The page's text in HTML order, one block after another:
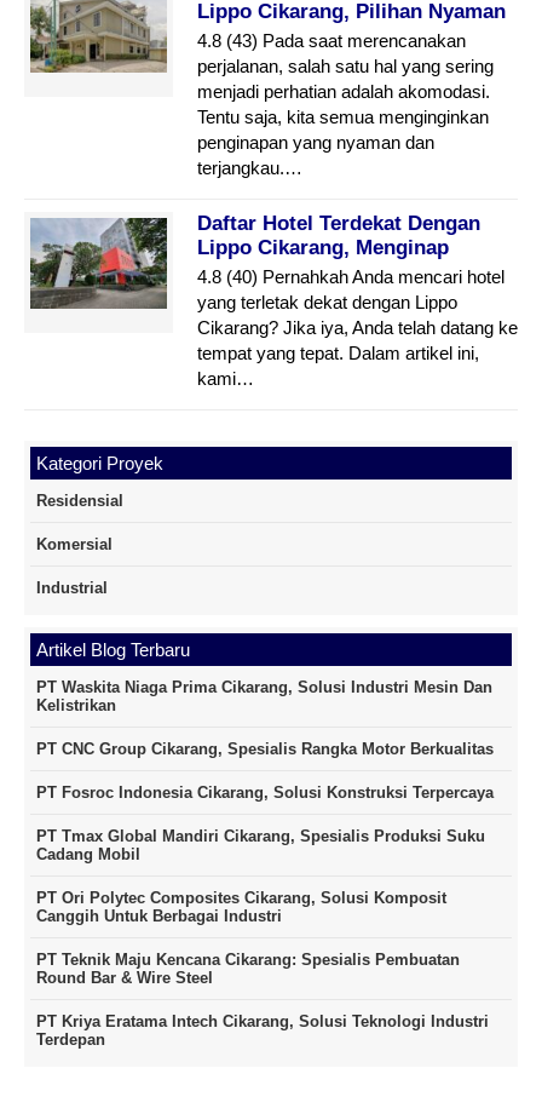
Lippo Cikarang, Pilihan Nyaman
Dan Hemat
4.8 (43) Pada saat merencanakan
perjalanan, salah satu hal yang sering
menjadi perhatian adalah akomodasi.
Tentu saja, kita semua menginginkan
penginapan yang nyaman dan
terjangkau.…
Daftar Hotel Terdekat Dengan
Lippo Cikarang, Menginap
Dengan Kenyamanan Dan
Aksesibilitas Yang Mudah
4.8 (40) Pernahkah Anda mencari hotel
yang terletak dekat dengan Lippo
Cikarang? Jika iya, Anda telah datang ke
tempat yang tepat. Dalam artikel ini,
kami…
Kategori Proyek
Residensial
Komersial
Industrial
Artikel Blog Terbaru
PT Waskita Niaga Prima Cikarang, Solusi Industri Mesin Dan
Kelistrikan
PT CNC Group Cikarang, Spesialis Rangka Motor Berkualitas
PT Fosroc Indonesia Cikarang, Solusi Konstruksi Terpercaya
PT Tmax Global Mandiri Cikarang, Spesialis Produksi Suku
Cadang Mobil
PT Ori Polytec Composites Cikarang, Solusi Komposit
Canggih Untuk Berbagai Industri
PT Teknik Maju Kencana Cikarang: Spesialis Pembuatan
Round Bar & Wire Steel
PT Kriya Eratama Intech Cikarang, Solusi Teknologi Industri
Terdepan